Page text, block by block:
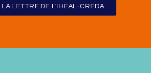
LA LETTRE DE L'IHEAL-CREDA